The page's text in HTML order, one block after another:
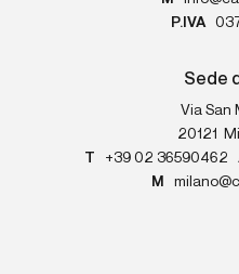
P.IVA
Sede
Via San
20121
T
+39 02 36590462
M